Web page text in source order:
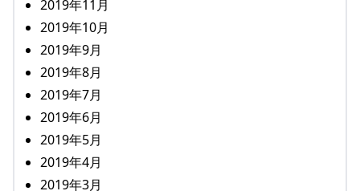
2019年11月
2019年10月
2019年9月
2019年8月
2019年7月
2019年6月
2019年5月
2019年4月
2019年3月